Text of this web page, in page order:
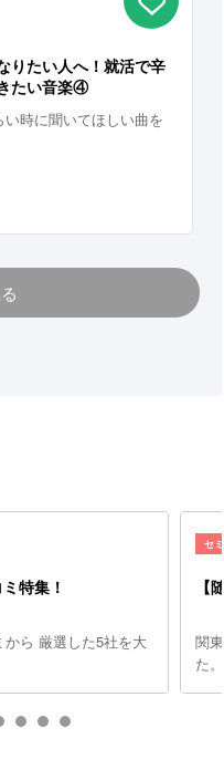
りたい人へ！就活で辛
たい音楽④
い時に聞いてほしい曲を
特集！
ら 厳選した5社を大
セ
【
関
た。